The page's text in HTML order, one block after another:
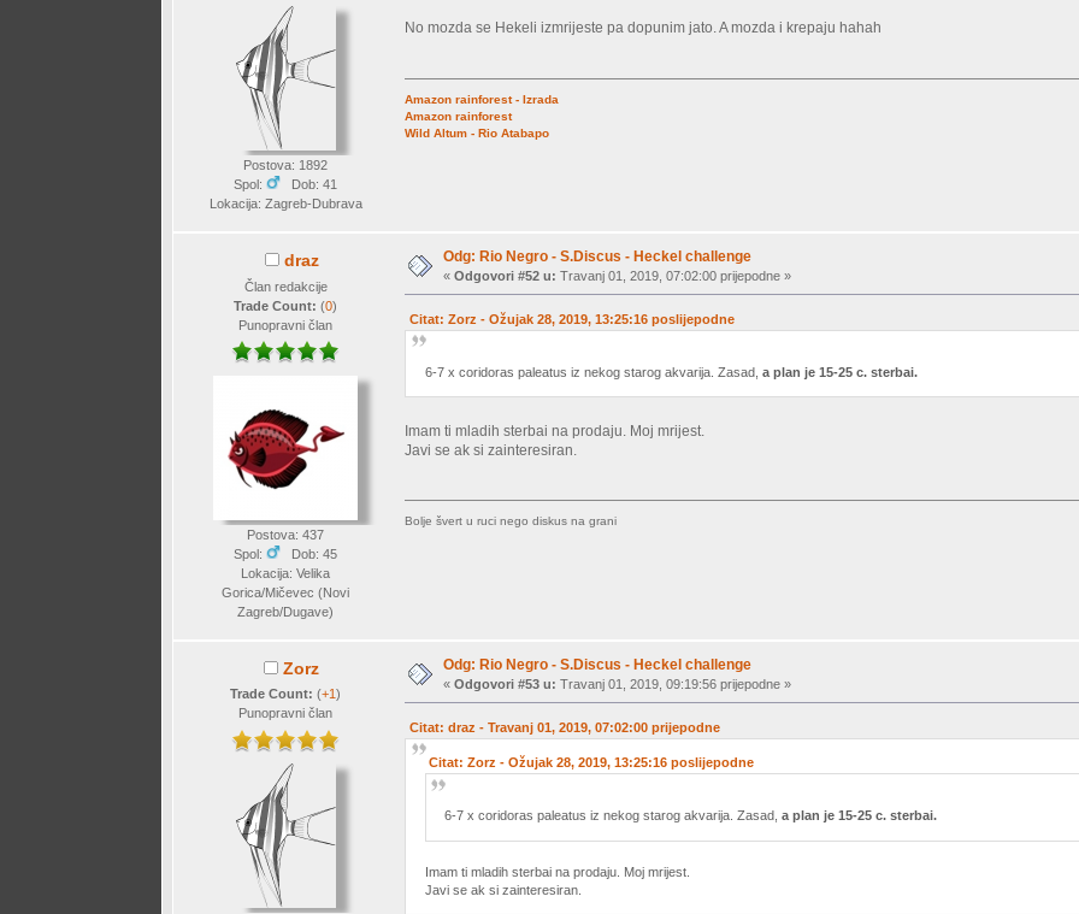
Postova: 1892
Spol:
Dob: 41
Lokacija: Zagreb-Dubrava
No mozda se Hekeli izmrijeste pa dopunim jato. A mozda i krepaju hahah
Amazon rainforest - Izrada
Amazon rainforest
Wild Altum - Rio Atabapo
draz
Član redakcije
Trade Count:(0)
Punopravni član
Postova: 437
Spol:
Dob: 45
Lokacija: Velika
Gorica/Mičevec (Novi
Zagreb/Dugave)
Odg: Rio Negro - S.Discus - Heckel challenge
«Odgovori #52 u: Travanj 01, 2019, 07:02:00 prijepodne »
Citat: Zorz - Ožujak 28, 2019, 13:25:16 poslijepodne
6-7 x coridoras paleatus iz nekog starog akvarija. Zasad, a plan je 15-25 c. sterbai.
Imam ti mladih sterbai na prodaju. Moj mrijest.
Javi se ak si zainteresiran.
Bolje švert u ruci nego diskus na grani
Zorz
Trade Count:(+1)
Punopravni član
Odg: Rio Negro - S.Discus - Heckel challenge
«Odgovori #53 u: Travanj 01, 2019, 09:19:56 prijepodne »
Citat: draz - Travanj 01, 2019, 07:02:00 prijepodne
Citat: Zorz - Ožujak 28, 2019, 13:25:16 poslijepodne
6-7 x coridoras paleatus iz nekog starog akvarija. Zasad,a plan je 15-25 c. sterbai.
Imam ti mladih sterbai na prodaju. Moj mrijest.
Javi se ak si zainteresiran.